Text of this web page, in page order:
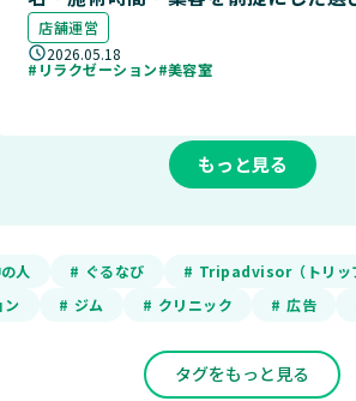
店舗運営
2026.05.18
#リラクゼーション#美容室
もっと見る
人 # ぐるなび # Tripadvisor（トリッ
ン # ジム # クリニック # 広告
タグをもっと見る